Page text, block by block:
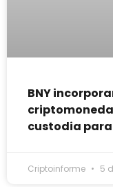
BNY
custodia
Criptoinforme 5